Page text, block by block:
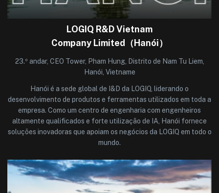
LOGIQ R&D Vietnam
Company Limited（Hanói）
23.º andar, CEO Tower, Pham Hung, Distrito de Nam Tu Liem,
Hanói, Vietname
Hanói é a sede global de I&D da LOGIQ, liderando o
desenvolvimento de produtos e ferramentas utilizados em toda a
empresa. Como um centro de engenharia com engenheiros
altamente qualificados e forte utilização de IA, Hanói fornece
soluções inovadoras que apoiam os negócios da LOGIQ em todo o
mundo.